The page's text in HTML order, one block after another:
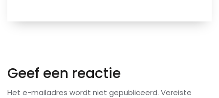
Geef een reactie
Het e-mailadres wordt niet gepubliceerd. Vereiste